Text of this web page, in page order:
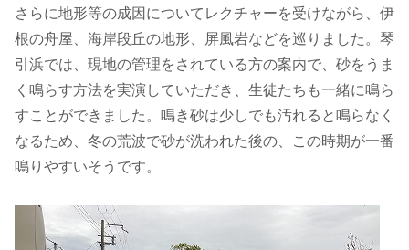
さらに地形等の成因についてレクチャーを受けながら、伊
根の舟屋、海岸段丘の地形、屏風岩などを巡りました。琴
引浜では、現地の管理をされている方の案内で、砂をうま
く鳴らす方法を実演していただき、生徒たちも一緒に鳴ら
すことができました。鳴き砂は少しでも汚れると鳴らなく
なるため、冬の荒波で砂が洗われた後の、この時期が一番
鳴りやすいそうです。